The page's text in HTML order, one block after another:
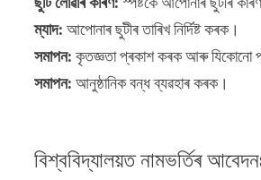
ম্যাদ: আপোনাৰ ছুটীৰ তাৰিখ নিৰ্দিষ্ট কৰক।
সমাপন: কৃতজ্ঞতা প্ৰকাশ কৰক আৰু যিকোনো
সমাপন:আনুষ্ঠানিক বন্ধ ব্যৱহাৰ কৰক।
বিশ্ববিদ্যালয়ত নামভৰ্তিৰ